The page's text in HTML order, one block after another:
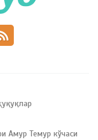
Амур Темур кўчаси